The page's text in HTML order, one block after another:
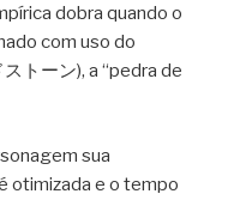
dobra quando o
com uso do
トーン), a “pedra de
sua
otimizada e o tempo